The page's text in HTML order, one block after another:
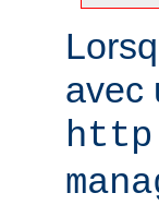
avec